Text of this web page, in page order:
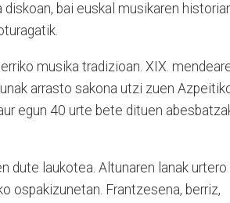
bai euskal musikaren
musika tradizioan. XIX.
arrasto sakona utzi zuen
egun 40 urte bete dituen
dute laukotea. Altunaren lanak urtero
ospakizunetan. Frantzesena, berriz,